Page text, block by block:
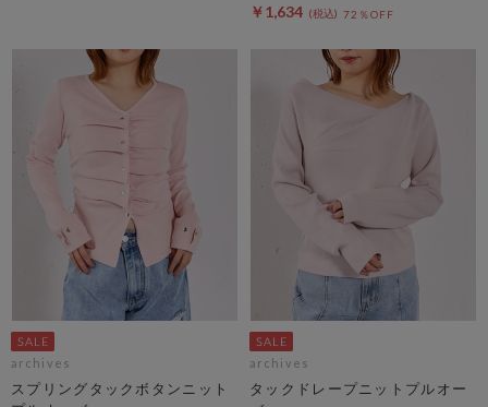
￥1,634 72％OFF
archives
スプリングタックボタンニット
archives
タックドレープニットプルオー